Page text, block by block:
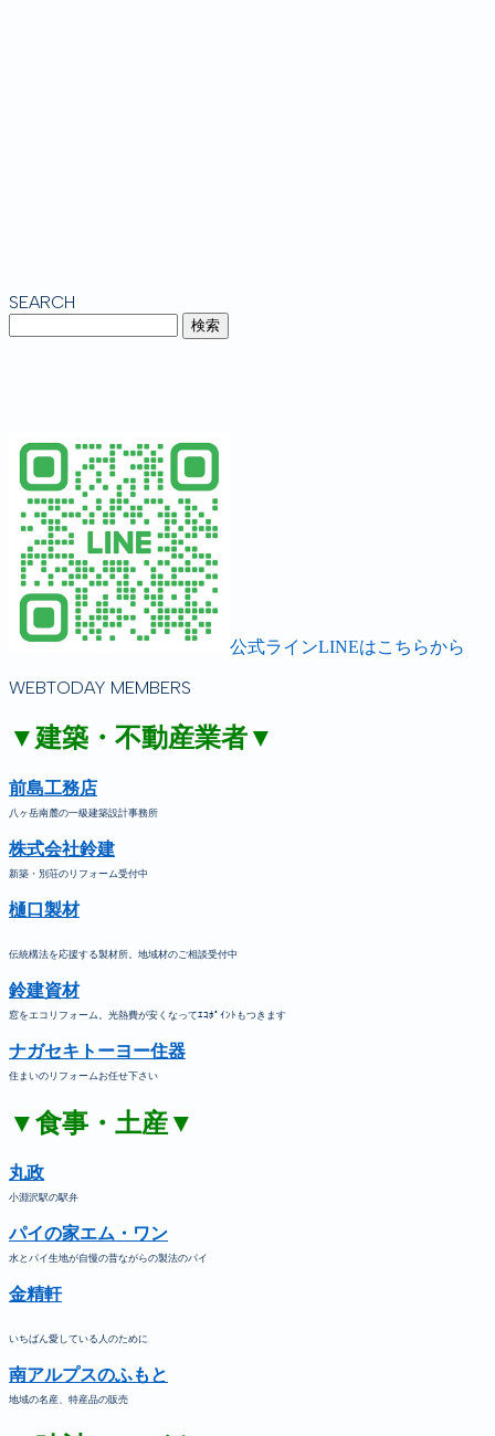
SEARCH
公式ラインLINEはこちらから
WEBTODAY MEMBERS
▼建築・不動産業者▼
前島工務店
八ヶ岳南麓の一級建築設計事務所
株式会社鈴建
新築・別荘のリフォーム受付中
樋口製材
伝統構法を応援する製材所。地域材のご相談受付中
鈴建資材
窓をエコリフォーム。光熱費が安くなってｴｺﾎﾟｲﾝﾄもつきます
ナガセキトーヨー住器
住まいのリフォームお任せ下さい
▼食事・土産▼
丸政
小淵沢駅の駅弁
パイの家エム・ワン
水とパイ生地が自慢の昔ながらの製法のパイ
金精軒
いちばん愛している人のために
南アルプスのふもと
地域の名産、特産品の販売